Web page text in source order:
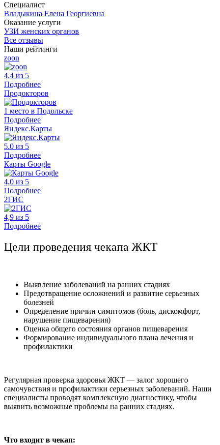
Специалист
Владыкина Елена Георгиевна
Оказание услуги
УЗИ женских органов
Все отзывы
Наши рейтинги
zoon
4,4 из 5
Подробнее
Продокторов
1 место в Подольске
Подробнее
Яндекс.Карты
5.0 из 5
Подробнее
Карты Google
4,0 из 5
Подробнее
2ГИС
4,9 из 5
Подробнее
Цели проведения чекапа ЖКТ
Выявление заболеваний на ранних стадиях
Предотвращение осложнений и развитие серьезных
болезней
Определение причин симптомов (боль, дискомфорт,
нарушение пищеварения)
Оценка общего состояния органов пищеварения
Формирование индивидуального плана лечения и
профилактики
Регулярная проверка здоровья ЖКТ — залог хорошего
самочувствия и профилактики серьезных заболеваний. Наши
специалисты проводят комплексную диагностику, чтобы
выявить возможные проблемы на ранних стадиях.
Что входит в чекап: